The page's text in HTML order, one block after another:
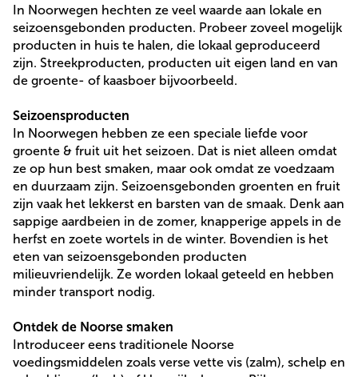
In Noorwegen hechten ze veel waarde aan lokale en
seizoensgebonden producten. Probeer zoveel mogelijk
producten in huis te halen, die lokaal geproduceerd
zijn. Streekproducten, producten uit eigen land en van
de groente- of kaasboer bijvoorbeeld.
Seizoensproducten
In Noorwegen hebben ze een speciale liefde voor
groente & fruit uit het seizoen. Dat is niet alleen omdat
ze op hun best smaken, maar ook omdat ze voedzaam
en duurzaam zijn. Seizoensgebonden groenten en fruit
zijn vaak het lekkerst en barsten van de smaak. Denk aan
sappige aardbeien in de zomer, knapperige appels in de
herfst en zoete wortels in de winter. Bovendien is het
eten van seizoensgebonden producten
milieuvriendelijk. Ze worden lokaal geteeld en hebben
minder transport nodig.
Ontdek de Noorse smaken
Introduceer eens traditionele Noorse
voedingsmiddelen zoals verse vette vis (zalm), schelp en